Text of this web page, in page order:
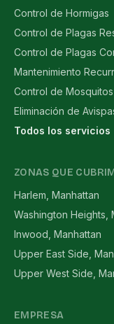
Control de Hormigas
Control de Plagas
Control de Plagas
Mantenimiento
Control de
Eliminación de
Todos los servicios
ZONAS QUE
Harlem, Manhattan
Washington Heights,
Inwood, Manhattan
Upper East Side,
Upper West Side,
EMPRESA